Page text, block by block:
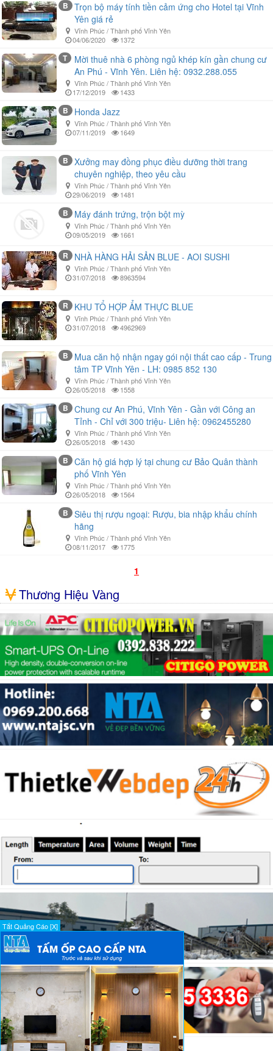
B
Trọn bộ máy tính tiền cảm ứng cho Hotel tại Vĩnh
Yên giá rẻ
Vĩnh Phúc / Thành phố Vĩnh Yên
04/06/2020
1372
T
Mời thuê nhà 6 phòng ngủ khép kín gần chung cư
An Phú - Vĩnh Yên. Liên hệ: 0932.288.055
Vĩnh Phúc / Thành phố Vĩnh Yên
17/12/2019
1433
B Honda Jazz
Vĩnh Phúc / Thành phố Vĩnh Yên
07/11/2019
1649
B
Xưởng may đồng phục điều dưỡng thời trang
chuyên nghiệp, theo yêu cầu
Vĩnh Phúc / Thành phố Vĩnh Yên
29/06/2019
1481
B Máy đánh trứng, trộn bột mỳ
Vĩnh Phúc / Thành phố Vĩnh Yên
09/05/2019
1661
R NHÀ HÀNG HẢI SẢN BLUE - AOI SUSHI
Vĩnh Phúc / Thành phố Vĩnh Yên
31/07/2018
8963594
R KHU TỔ HỢP ẨM THỰC BLUE
Vĩnh Phúc / Thành phố Vĩnh Yên
31/07/2018
4962969
B
Mua căn hộ nhận ngay gói nội thất cao cấp - Trung
tâm TP Vĩnh Yên - LH: 0985 852 130
Vĩnh Phúc / Thành phố Vĩnh Yên
26/05/2018
1558
B
Chung cư An Phú, Vĩnh Yên - Gần với Công an
Tỉnh - Chỉ với 300 triệu- Liên hệ: 0962455280
Vĩnh Phúc / Thành phố Vĩnh Yên
26/05/2018
1430
B
Căn hộ giá hợp lý tại chung cư Bảo Quân thành
phố Vĩnh Yên
Vĩnh Phúc / Thành phố Vĩnh Yên
26/05/2018
1564
B
Siêu thị rượu ngoại: Rượu, bia nhập khẩu chính
hãng
Vĩnh Phúc / Thành phố Vĩnh Yên
08/11/2017
1775
1
Thương Hiệu Vàng
Tắt Quảng Cáo [X]